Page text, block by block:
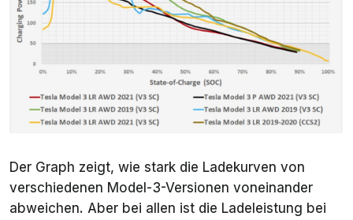
Der Graph zeigt, wie stark die Ladekurven von
verschiedenen Model-3-Versionen voneinander
abweichen. Aber bei allen ist die Ladeleistung bei